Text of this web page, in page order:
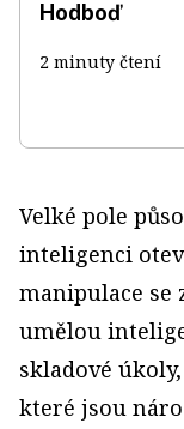
Hodboď
2 minuty čtení
Velké pole
inteligenci
manipulace se
umělou
skladové
které jsou